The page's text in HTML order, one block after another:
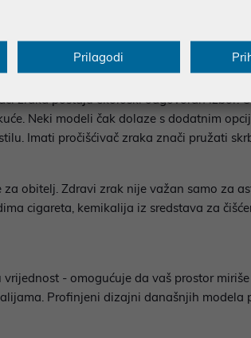
Istraživanja pokazuju da zagađeni zrak
vaš san izazivajući kašljanje ili iritaciju
i osvježeni.
zraka postaju ekološki odgovoran
Neki modeli čak dolaze s dodatnim
Imati pročišćivač zraka znači pružati
obitelj. Zdravi zrak nije važan samo za
cigareta, kemikalija iz sredstava za
- omogućuje da vaš prostor
Profinjeni dizajni današnjih
Prilagodi